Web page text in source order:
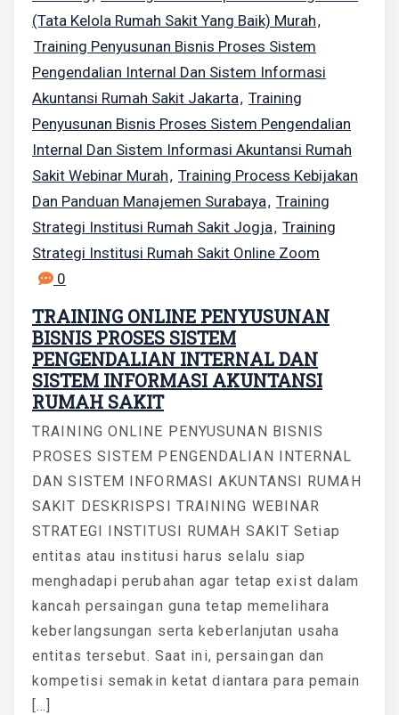
(tata Kelola Rumah Sakit Yang Baik) Murah,
Training Penyusunan Bisnis Proses Sistem
Pengendalian Internal Dan Sistem Informasi
Akuntansi Rumah Sakit Jakarta, Training
Penyusunan Bisnis Proses Sistem Pengendalian
Internal Dan Sistem Informasi Akuntansi Rumah
Sakit Webinar Murah, Training Process Kebijakan
Dan Panduan Manajemen Surabaya, Training
Strategi Institusi Rumah Sakit Jogja, Training
Strategi Institusi Rumah Sakit Online Zoom
0
TRAINING ONLINE PENYUSUNAN
BISNIS PROSES SISTEM
PENGENDALIAN INTERNAL DAN
SISTEM INFORMASI AKUNTANSI
RUMAH SAKIT
TRAINING ONLINE PENYUSUNAN BISNIS
PROSES SISTEM PENGENDALIAN INTERNAL
DAN SISTEM INFORMASI AKUNTANSI RUMAH
SAKIT DESKRISPSI TRAINING WEBINAR
STRATEGI INSTITUSI RUMAH SAKIT Setiap
entitas atau institusi harus selalu siap
menghadapi perubahan agar tetap exist dalam
kancah persaingan guna tetap memelihara
keberlangsungan serta keberlanjutan usaha
entitas tersebut. Saat ini, persaingan dan
kompetisi semakin ketat diantara para pemain
[…]